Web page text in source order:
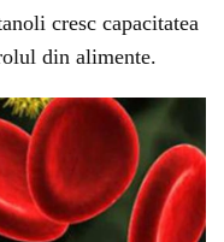
cresc capacitatea
din alimente.